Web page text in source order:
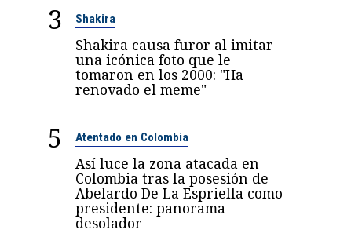
3 Shakira
Shakira causa furor al imitar
una icónica foto que le
tomaron en los 2000: "Ha
renovado el meme"
5 Atentado en Colombia
Así luce la zona atacada en
Colombia tras la posesión de
Abelardo De La Espriella como
presidente: panorama
desolador